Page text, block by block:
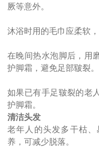
厥等意外。
沐浴时用的毛巾应柔软
在晚间热水泡脚后，用
护脚霜，避免足部皲裂。
如果已有手足皲裂的老
护脚霜。
清洁头发
老年人的头发多干枯
养，可减少脱落。